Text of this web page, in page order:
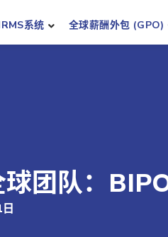
系统 全球薪酬外包 (GPO)
团队：